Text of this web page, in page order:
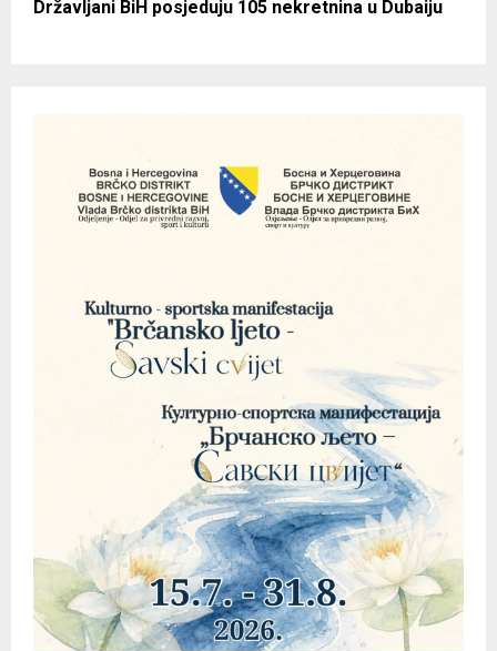
Državljani BiH posjeduju 105 nekretnina u Dubaiju